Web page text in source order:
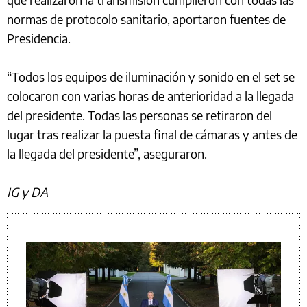
normas de protocolo sanitario, aportaron fuentes de
Presidencia.
“Todos los equipos de iluminación y sonido en el set se
colocaron con varias horas de anterioridad a la llegada
del presidente. Todas las personas se retiraron del
lugar tras realizar la puesta final de cámaras y antes de
la llegada del presidente”, aseguraron.
IG y DA